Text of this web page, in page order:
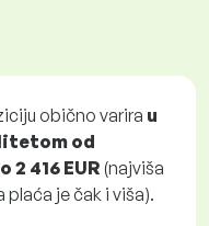
obično varira u
od
2 416 EUR (najviša
je čak i viša).